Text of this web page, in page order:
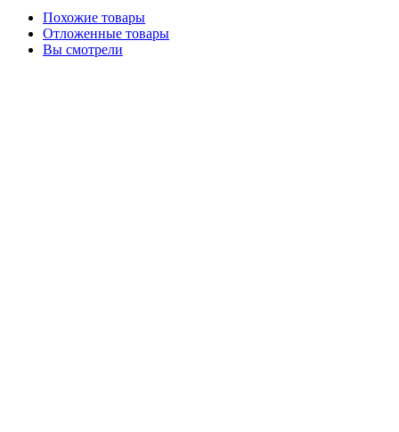
Похожие товары
Отложенные товары
Вы смотрели